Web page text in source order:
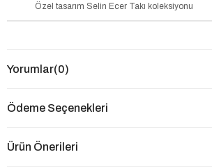
Özel tasarım Selin Ecer Takı koleksiyonu
Yorumlar(0)
Ödeme Seçenekleri
Ürün Önerileri